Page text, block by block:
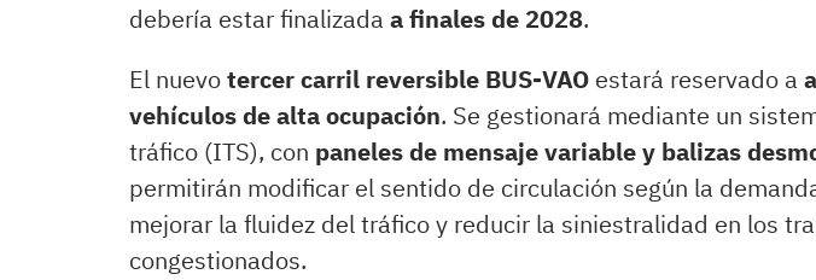
debería estar finalizada a finales de 2028.
El nuevotercer carril reversible BUS-VAO estará reservado a
vehículos de alta ocupación. Se gestionará mediante un
tráfico (ITS), con paneles de mensaje variable y balizas
permitirán modificar el sentido de circulación según la
mejorar la fluidez del tráfico y reducir la siniestralidad en los
congestionados.